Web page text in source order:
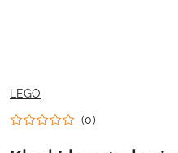
NAZWA
PRODUCENTA:
LEGO
(0)